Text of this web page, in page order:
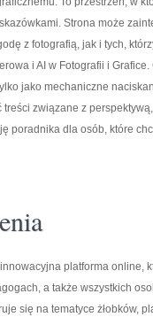
Strona może
z fotografią, jak i tych,
i AI w Fotografii i
jako mechaniczne
związane z
poradnika dla osób, które
platforma online,
a także wszystkich
się na tematyce żłobków,